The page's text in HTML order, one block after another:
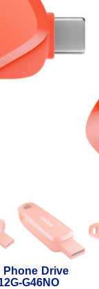
Phone Drive
G46NO